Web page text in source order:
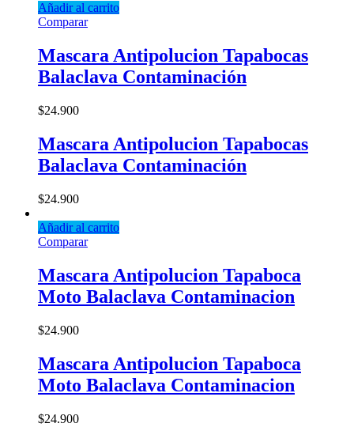
Añadir al carrito
Comparar
Mascara Antipolucion Tapabocas
Balaclava Contaminación
$24.900
Mascara Antipolucion Tapabocas
Balaclava Contaminación
$24.900
Añadir al carrito
Comparar
Mascara Antipolucion Tapaboca
Moto Balaclava Contaminacion
$24.900
Mascara Antipolucion Tapaboca
Moto Balaclava Contaminacion
$24.900